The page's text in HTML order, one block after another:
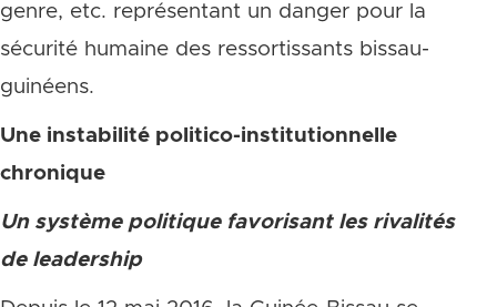
genre, etc. représentant un danger pour la
sécurité humaine des ressortissants bissau-
guinéens.
Une instabilité politico-institutionnelle
chronique
Un système politique favorisant les rivalités
de leadership